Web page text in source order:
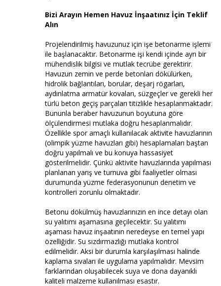
Bizi Arayın Hemen Havuz İnşaatınız İçin Teklif
Alın
Projelendirilmiş havuzunuz için işe betonarme işlemi
ile başlanacaktır. Betonarme işi kendi içinde ayrı bir
mühendislik bilgisi ve mutlak tecrübe gerektirir.
Havuzun zemin ve perde betonları dökülürken,
hidrolik bağlantıları, borular, deşarj rögarları,
aydınlatma armatür kovaları, süzgeçler ve gerekli her
türlü beton geçiş parçaları titizlikle hesaplanmaktadır.
Bununla beraber havuzunun boyutuna göre
ölçülendirmesi mutlaka doğru hesaplanmalıdır.
Özellikle spor amaçlı kullanılacak aktivite havuzlarının
(olimpik yüzme havuzları gibi) hesaplamaları baştan
doğru yapılmalı ve bu konuya hassasiyet
gösterilmelidir. Çünkü aktivite havuzlarında yapılması
planlanan yarış ve turnuva gibi faaliyetler olması
durumunda yüzme federasyonunun denetim ve
kontrolleri zorunlu olmaktadır.
Betonu dökülmüş havuzlarınızın en ince detayı olan
su yalıtımı aşamasına geçilecektir. Su yalıtımı
aşaması havuz inşaatının neredeyse en temel yapı
özelliğidir. Su sızdırmazlığı mutlaka kontrol
edilmelidir. Aksi bir durumla karşılaşılması halinde
kaplama sıvaları ile uygulama yapılmalıdır. Mevsim
farklarından oluşabilecek suya ve dona dayanıklı
kaliteli malzeme kullanılması esastır.